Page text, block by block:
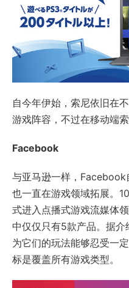
自今年伊始，索尼依旧在
游戏阵容，不过在移动端
Facebook
与亚马逊一样，
也一直在游戏领域拓展。
式进入点播式游戏流媒体
中仅仅只有5款产品。据
为它们的玩法能够忍受一
标是覆盖所有游戏类型。